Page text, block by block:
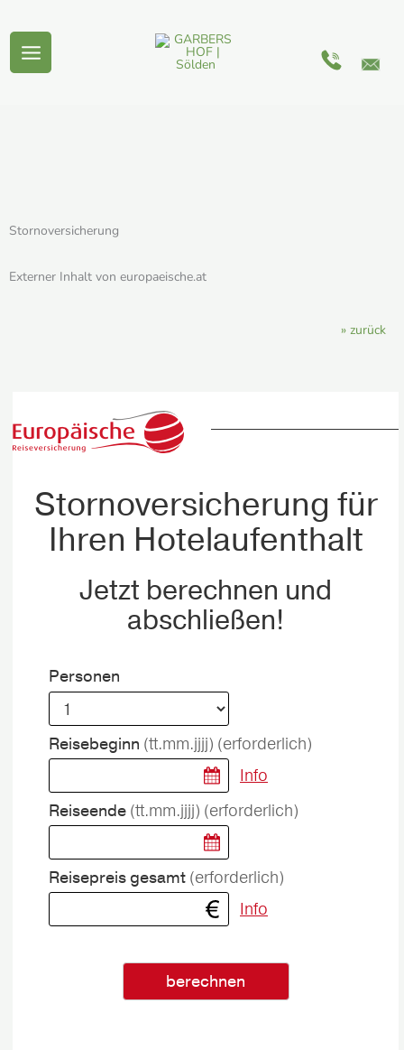
Inhalt
springen
Stornoversicherung
Externer Inhalt von europaeische.at
» zurück